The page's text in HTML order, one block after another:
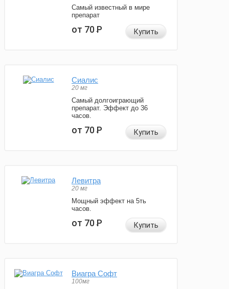
Самый известный в мире
препарат
от 70Р Купить
Сиалис
20 мг
Самый долгоиграющий
препарат. Эффект до 36
часов.
от 70Р Купить
Левитра
20 мг
Мощный эффект на 5ть
часов.
от 70Р Купить
Виагра Софт
100мг